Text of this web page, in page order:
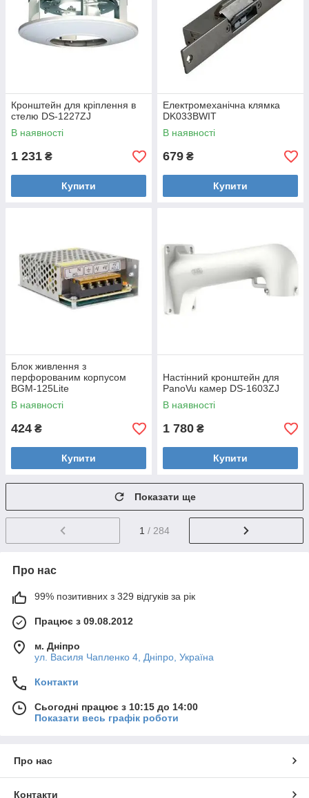
Кронштейн для кріплення в
стелю DS-1227ZJ
В наявності
1 231 ₴
Купити
Електромеханічна клямка
DK033BWIT
В наявності
679 ₴
Купити
Блок живлення з
перфорованим корпусом
BGM-125Lite
В наявності
424 ₴
Купити
Настінний кронштейн для
PanoVu камер DS-1603ZJ
В наявності
1 780 ₴
Купити
Показати ще
1 / 284
Про нас
99% позитивних з 329 відгуків за рік
Працює з 09.08.2012
м. Дніпро
ул. Василя Чапленко 4, Дніпро, Україна
Контакти
Сьогодні працює з 10:15 до 14:00
Показати весь графік роботи
Про нас
Контакти